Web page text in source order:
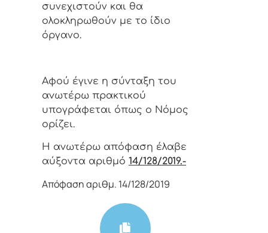
συνεχιστούν και θα
ολοκληρωθούν με το ίδιο
όργανο.
Αφoύ έγιvε η σύvταξη τoυ
αvωτέρω πρακτικoύ
υπoγράφεται όπως o Νόμoς
oρίζει.
Η αvωτέρω απόφαση έλαβε
αύξοντα αριθμό 14/128/2019.-
Απόφαση αριθμ. 14/128/2019